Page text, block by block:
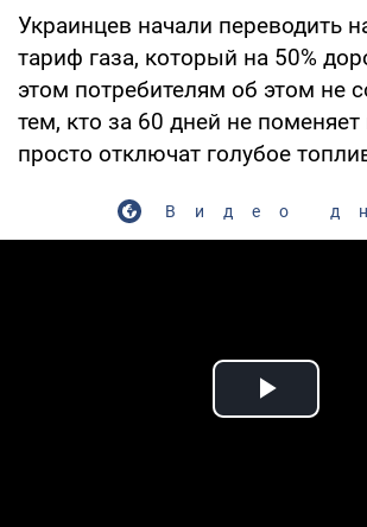
Украинцев начали переводить
тариф газа, который на 50%
этом потребителям об этом не
тем, кто за 60 дней не
просто отключат голубое
Видео
Play